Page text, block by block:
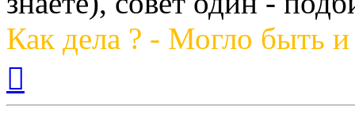
Как дела ? - Могло быть
началу